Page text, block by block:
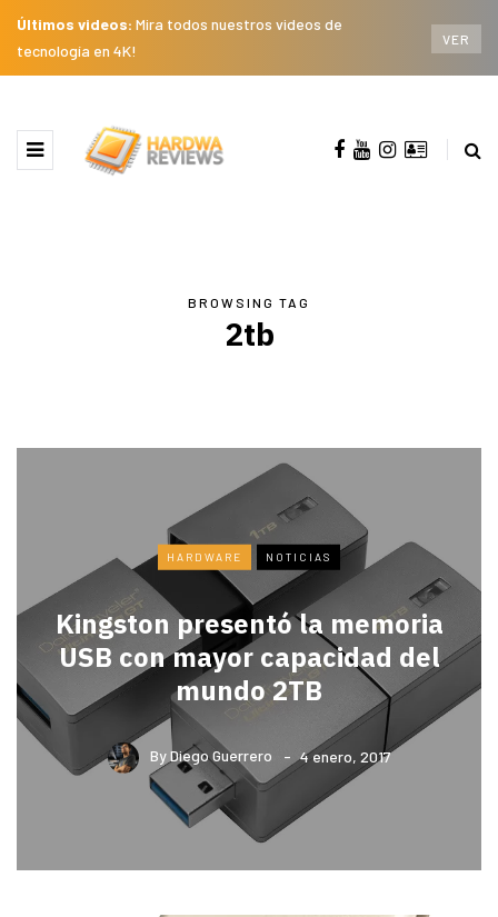
Últimos videos: Mira todos nuestros videos de
tecnología en 4K!
VER
BROWSING TAG
2tb
HARDWARE NOTICIAS
Kingston presentó la memoria
USB con mayor capacidad del
mundo 2TB
ByDiego Guerrero 4 enero, 2017